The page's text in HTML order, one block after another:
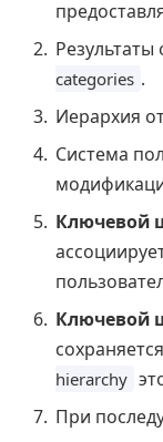
Результаты
categories .
Иерархия
Система
Ключевой
Ключевой
hierarchy
При